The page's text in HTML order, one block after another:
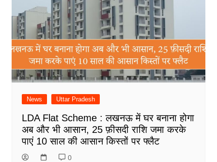
News Uttar Pradesh
LDA Flat Scheme : लखनऊ में घर बनाना होगा
अब और भी आसान, 25 फ़ीसदी राशि जमा करके
पाएं 10 साल की आसान किस्तों पर फ्लैट
0